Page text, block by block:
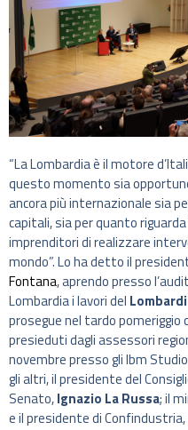
“La Lombardia è il motore
questo momento sia
ancora più internazionale sia
capitali, sia per quanto
imprenditori di realizzare
mondo”. Lo ha detto il
Fontana, aprendo presso
Lombardia i lavori del
prosegue nel tardo
presieduti dagli assessori
novembre presso gli Ibm
gli altri, il presidente del
Senato,Ignazio La Russa; il
e il presidente di Confindustria,